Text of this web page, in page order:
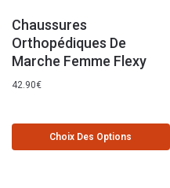
Chaussures
Orthopédiques De
Marche Femme Flexy
42.90€
Choix Des Options